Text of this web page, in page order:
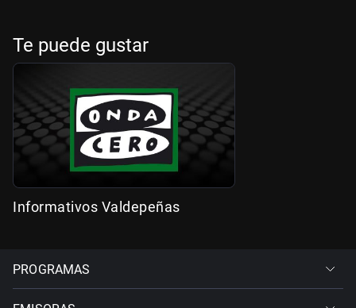
Te puede gustar
Informativos Valdepeñas
PROGRAMAS